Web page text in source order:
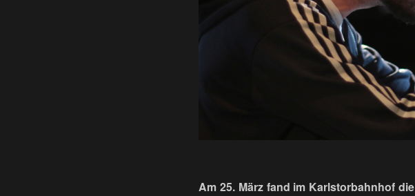
Am 25. März fand im Karlstorbahnhof